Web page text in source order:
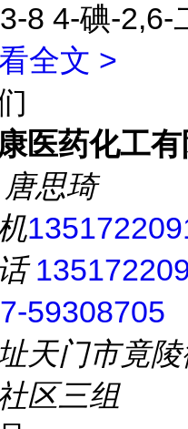
8 4-碘-2,6-
全文 >
医药化工有
唐思琦
59308705
天门市竟
区三组